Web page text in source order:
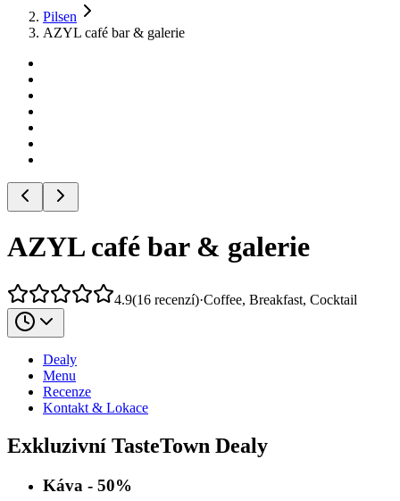
Pilsen
AZYL café bar & galerie
AZYL café bar & galerie
4.9(16 recenzí)·Coffee, Breakfast, Cocktail
Dealy
Menu
Recenze
Kontakt & Lokace
Exkluzivní TasteTown Dealy
Káva - 50%